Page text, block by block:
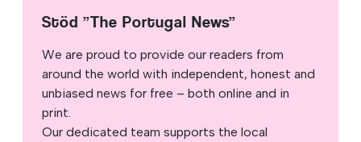
Stöd ”The Portugal News”
We are proud to provide our readers from
around the world with independent, honest and
unbiased news for free – both online and in
print.
Our dedicated team supports the local